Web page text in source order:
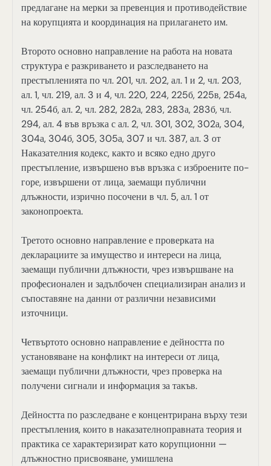
предлагане на мерки за превенция и противодействие
на корупцията и координация на прилагането им.
Второто основно направление на работа на новата
структура е разкриването и разследването на
престъпленията по чл. 201, чл. 202, ал. 1 и 2, чл. 203,
ал. 1, чл. 219, ал. 3 и 4, чл. 220, 224, 225б, 225в, 254а,
чл. 254б, ал. 2, чл. 282, 282а, 283, 283а, 283б, чл.
294, ал. 4 във връзка с ал. 2, чл. 301, 302, 302а, 304,
304а, 304б, 305, 305а, 307 и чл. 387, ал. 3 от
Наказателния кодекс, както и всяко едно друго
престъпление, извършено във връзка с изброените по-
горе, извършени от лица, заемащи публични
длъжности, изрично посочени в чл. 5, ал. 1 от
законопроекта.
Третото основно направление е проверката на
декларациите за имущество и интереси на лица,
заемащи публични длъжности, чрез извършване на
професионален и задълбочен специализиран анализ и
съпоставяне на данни от различни независими
източници.
Четвъртото основно направление е дейността по
установяване на конфликт на интереси от лица,
заемащи публични длъжности, чрез проверка на
получени сигнали и информация за такъв.
Дейността по разследване е концентрирана върху тези
престъпления, които в наказателноправната теория и
практика се характеризират като корупционни —
длъжностно присвояване, умишлена